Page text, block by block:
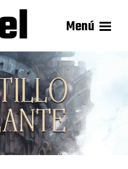
Menú